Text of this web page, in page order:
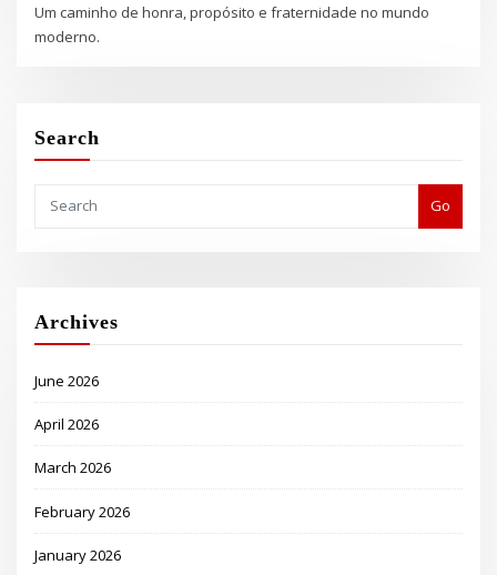
Um caminho de honra, propósito e fraternidade no mundo
moderno.
Search
Go
Archives
June 2026
April 2026
March 2026
February 2026
January 2026